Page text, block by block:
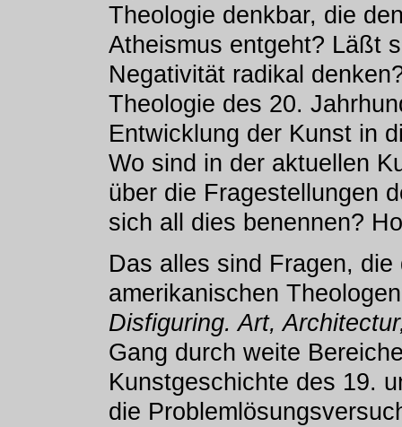
Theologie denkbar, die
Atheismus entgeht? Läßt
Negativität radikal
Theologie des 20.
Entwicklung der Kunst in
Wo sind in der aktuellen
über die Fragestellungen
sich all dies benennen?
Das alles sind Fragen,
amerikanischen
Disfiguring. Art,
Gang durch weite
Kunstgeschichte des 19.
die